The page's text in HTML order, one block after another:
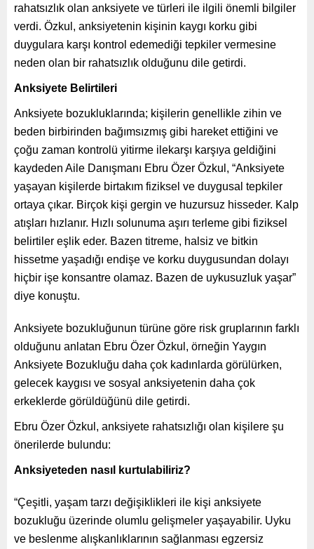
rahatsızlık olan anksiyete ve türleri ile ilgili önemli bilgiler
verdi. Özkul, anksiyetenin kişinin kaygı korku gibi
duygulara karşı kontrol edemediği tepkiler vermesine
neden olan bir rahatsızlık olduğunu dile getirdi.
Anksiyete Belirtileri
Anksiyete bozukluklarında; kişilerin genellikle zihin ve
beden birbirinden bağımsızmış gibi hareket ettiğini ve
çoğu zaman kontrolü yitirme ilekarşı karşıya geldiğini
kaydeden Aile Danışmanı Ebru Özer Özkul, “Anksiyete
yaşayan kişilerde birtakım fiziksel ve duygusal tepkiler
ortaya çıkar. Birçok kişi gergin ve huzursuz hisseder. Kalp
atışları hızlanır. Hızlı solunuma aşırı terleme gibi fiziksel
belirtiler eşlik eder. Bazen titreme, halsiz ve bitkin
hissetme yaşadığı endişe ve korku duygusundan dolayı
hiçbir işe konsantre olamaz. Bazen de uykusuzluk yaşar”
diye konuştu.
Anksiyete bozukluğunun türüne göre risk gruplarının farklı
olduğunu anlatan Ebru Özer Özkul, örneğin Yaygın
Anksiyete Bozukluğu daha çok kadınlarda görülürken,
gelecek kaygısı ve sosyal anksiyetenin daha çok
erkeklerde görüldüğünü dile getirdi.
Ebru Özer Özkul, anksiyete rahatsızlığı olan kişilere şu
önerilerde bulundu:
Anksiyeteden nasıl kurtulabiliriz?
“Çeşitli, yaşam tarzı değişiklikleri ile kişi anksiyete
bozukluğu üzerinde olumlu gelişmeler yaşayabilir. Uyku
ve beslenme alışkanlıklarının sağlanması egzersiz